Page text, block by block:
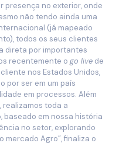
presença no exterior, onde
não tendo ainda uma
(já mapeado
todos os seus clientes
direta por importantes
recentemente o go livede
nos Estados Unidos,
por ser em um país
em processos. Além
realizamos toda a
em nossa história
no setor, explorando
mercado Agro”, finaliza o